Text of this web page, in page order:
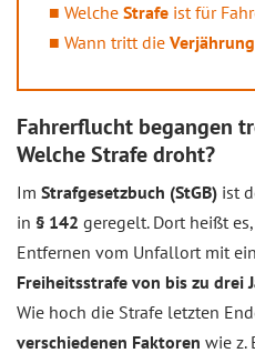
Welche Strafe ist für
Wann tritt die Verjährung
Fahrerflucht begangen
Welche Strafe droht?
Im Strafgesetzbuch (StGB) ist
in § 142 geregelt. Dort heißt
Entfernen vom Unfallort mit
Freiheitsstrafe von bis zu drei
Wie hoch die Strafe letzten
verschiedenen Faktoren wie z.